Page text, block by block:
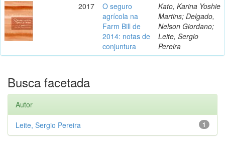
2017
O seguro
agrícola na
Farm Bill de
2014: notas de
conjuntura
Kato, Karina Yoshie
Martins; Delgado,
Nelson Giordano;
Leite, Sergio
Pereira
Busca facetada
Autor
1
Leite, Sergio Pereira